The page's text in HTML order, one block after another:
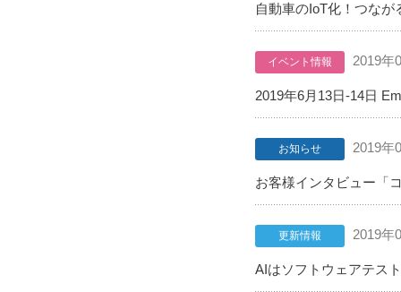
自動車のIoT化！つな
イベント情報 2019年
2019年6月13日-14日
お知らせ 2019年
お客様インタビュー「
更新情報 2019年
AIはソフトウェアテス